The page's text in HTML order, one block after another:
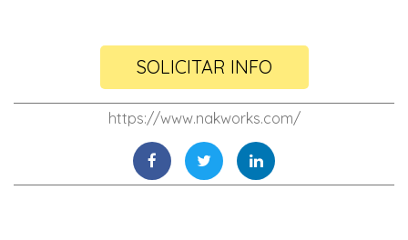
SOLICITAR INFO
https://www.nakworks.com/